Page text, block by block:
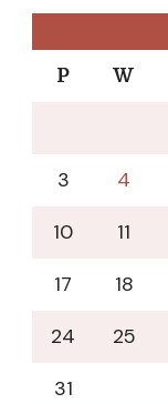
P W
3
4
10
11
17
18
24
25
31